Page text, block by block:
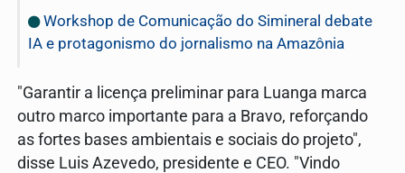
Workshop de Comunicação do Simineral debate
IA e protagonismo do jornalismo na Amazônia
"Garantir a licença preliminar para Luanga marca
outro marco importante para a Bravo, reforçando
as fortes bases ambientais e sociais do projeto",
disse Luis Azevedo, presidente e CEO. "Vindo